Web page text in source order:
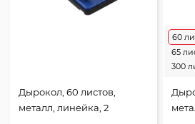
Дырокол, 60 листов,
металл, линейка, 2
65
60
300